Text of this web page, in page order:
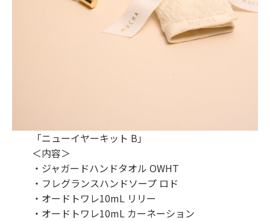
「ニューイヤーキット B」
＜内容＞
・ジャガードハンドタオル OWHT
・フレグランスハンドソープ ロド
・オードトワレ10mL リリー
・オードトワレ10mL カーネーション